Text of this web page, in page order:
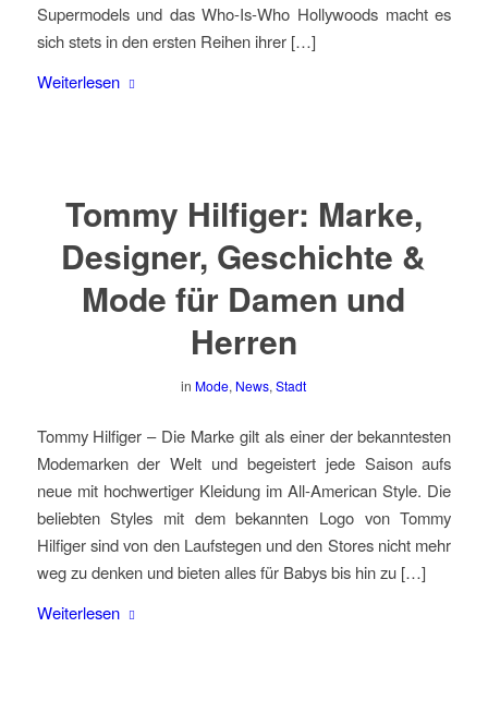
Supermodels und das Who-Is-Who Hollywoods macht es
sich stets in den ersten Reihen ihrer […]
Weiterlesen
Tommy Hilfiger: Marke,
Designer, Geschichte &
Mode für Damen und
Herren
in Mode, News,Stadt
Tommy Hilfiger – Die Marke gilt als einer der bekanntesten
Modemarken der Welt und begeistert jede Saison aufs
neue mit hochwertiger Kleidung im All-American Style. Die
beliebten Styles mit dem bekannten Logo von Tommy
Hilfiger sind von den Laufstegen und den Stores nicht mehr
weg zu denken und bieten alles für Babys bis hin zu […]
Weiterlesen